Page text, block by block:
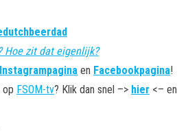
Hoe zit dat eigenlijk?
Instagrampagina en Facebookpagina!
op FSOM-tv? Klik dan snel –> hier <– en